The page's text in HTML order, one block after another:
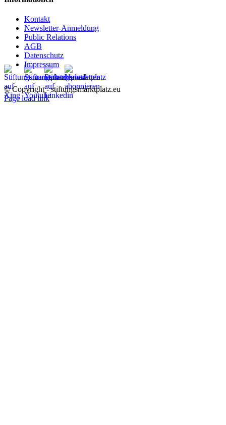
Kontakt
Newsletter-Anmeldung
Public Relations
AGB
Datenschutz
Impressum
© Copyright - stiftungsmarktplatz.eu
Page load link